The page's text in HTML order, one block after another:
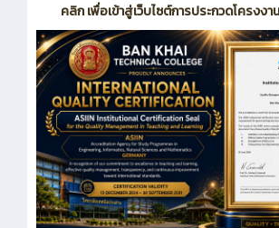
คลิก เพื่อเข้าสู่เว็บไซต์การประกวดโครงง